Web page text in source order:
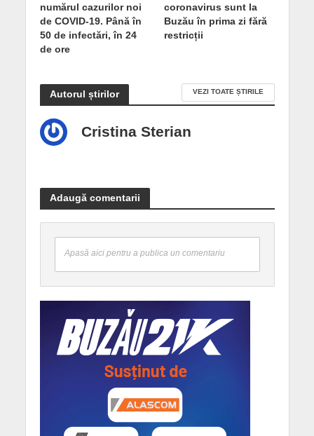
numărul cazurilor noi
de COVID-19. Până în
50 de infectări, în 24
de ore
coronavirus sunt la
Buzău în prima zi fără
restricții
Autorul știrilor VEZI TOATE ȘTIRILE
Cristina Sterian
Adaugă comentarii
Apasă aici pentru a publica un comentariu